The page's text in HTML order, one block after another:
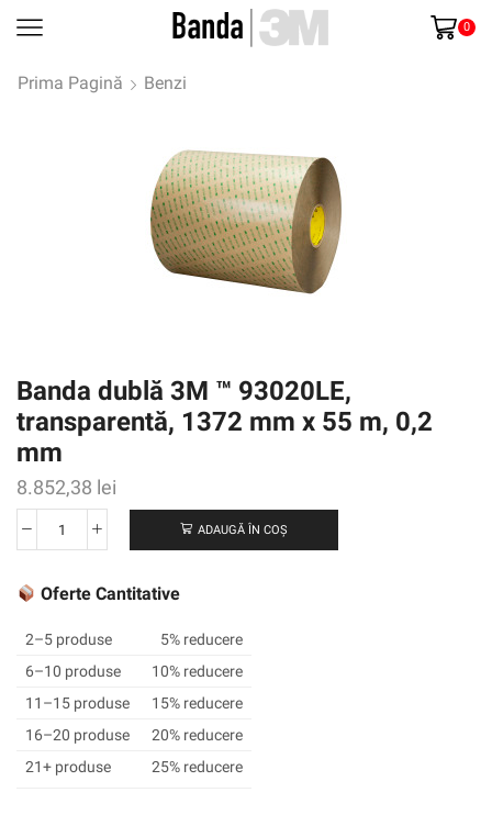
0
Prima Pagină Benzi
Banda dublă 3M ™ 93020LE,
transparentă, 1372 mm x 55 m, 0,2
mm
8.852,38 lei
Cantitate
dublă
™
93020LE,
transparentă,
1372
mm
ADAUGĂ ÎN COȘ
Oferte Cantitative
2–5 produse
5% reducere
6–10 produse
10% reducere
11–15 produse
15% reducere
16–20 produse
20% reducere
21+ produse
25% reducere